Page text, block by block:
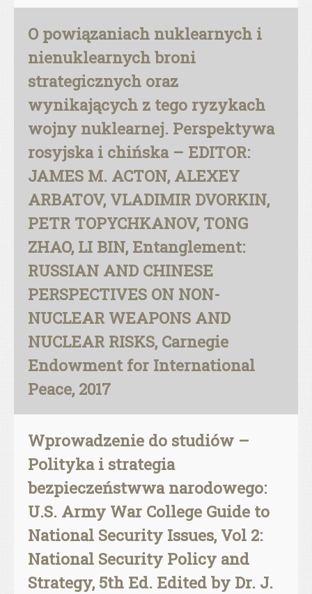
O powiązaniach nuklearnych i
nienuklearnych broni
strategicznych oraz
wynikających z tego ryzykach
wojny nuklearnej. Perspektywa
rosyjska i chińska – EDITOR:
JAMES M. ACTON, ALEXEY
ARBATOV, VLADIMIR DVORKIN,
PETR TOPYCHKANOV, TONG
ZHAO, LI BIN, Entanglement:
RUSSIAN AND CHINESE
PERSPECTIVES ON NON-
NUCLEAR WEAPONS AND
NUCLEAR RISKS, Carnegie
Endowment for International
Peace, 2017
Wprowadzenie do studiów –
Polityka i strategia
bezpieczeństwwa narodowego:
U.S. Army War College Guide to
National Security Issues, Vol 2:
National Security Policy and
Strategy, 5th Ed. Edited by Dr. J.